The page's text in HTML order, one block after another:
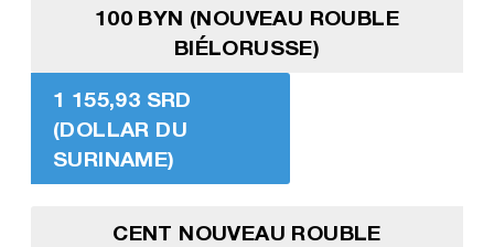
100 BYN (NOUVEAU ROUBLE
BIÉLORUSSE)
1 155,93 SRD
(DOLLAR DU
SURINAME)
CENT NOUVEAU ROUBLE